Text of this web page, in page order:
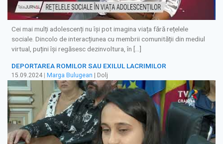
Cei mai mulți adolescenți nu își pot imagina viața fără rețelele
sociale. Dincolo de interacțiunea cu membrii comunității din mediul
virtual, puțini își regăsesc dezinvoltura, în […]
DEPORTAREA ROMILOR SAU EXILUL LACRIMILOR
15.09.2024 Marga Bulugean | Dolj